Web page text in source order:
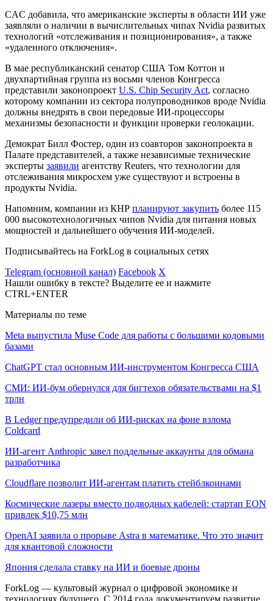
CAC добавила, что американские эксперты в области ИИ уже
заявляли о наличии в вычислительных чипах Nvidia развитых
технологий «отслеживания и позиционирования», а также
«удаленного отключения».
В мае республиканский сенатор США Том Коттон и
двухпартийная группа из восьми членов Конгресса
представили законопроект U.S. Chip Security Act, согласно
которому компании из сектора полупроводников вроде Nvidia
должны внедрять в свои передовые ИИ-процессоры
механизмы безопасности и функции проверки геолокации.
Демократ Билл Фостер, один из соавторов законопроекта в
Палате представителей, а также независимые технические
эксперты заявили агентству Reuters, что технологии для
отслеживания микросхем уже существуют и встроены в
продукты Nvidia.
Напомним, компании из КНР планируют закупить более 115
000 высокотехнологичных чипов Nvidia для питания новых
мощностей и дальнейшего обучения ИИ-моделей.
Подписывайтесь на ForkLog в социальных сетях
Telegram (основной канал) Facebook X
Нашли ошибку в тексте? Выделите ее и нажмите
CTRL+ENTER
Материалы по теме
Meta выпустила Muse Code для работы с большими кодовыми
базами
ChatGPT стал основным ИИ-инструментом Конгресса США
СМИ: ИИ-бум обернулся для бигтехов обязательствами на $1
трлн
В Ledger предупредили об ИИ-рисках на фоне взлома
Coldcard
ИИ-агент Anthropic завел поддельные аккаунты для обмана
разработчика
Cloudflare позволит ИИ-агентам платить стейблкоинами
Космические лазеры вместо подводных кабелей: стартап EON
привлек $10,75 млн
OpenAI заявила о прорыве Astra в математике. Что это значит
для квантовой сложности
Япония сделала ставку на ИИ и боевые дроны
ForkLog — культовый журнал о цифровой экономике и
технологиях будущего. С 2014 года документируем развитие